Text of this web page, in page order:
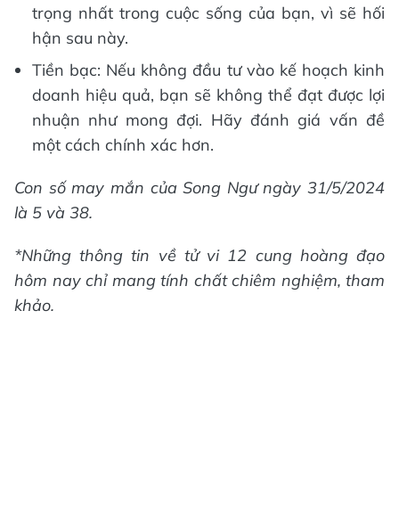
trọng nhất trong cuộc sống của bạn, vì sẽ hối
hận sau này.
Tiền bạc: Nếu không đầu tư vào kế hoạch kinh
doanh hiệu quả, bạn sẽ không thể đạt được lợi
nhuận như mong đợi. Hãy đánh giá vấn đề
một cách chính xác hơn.
Con số may mắn của Song Ngư ngày 31/5/2024
là 5 và 38.
*Những thông tin về tử vi 12 cung hoàng đạo
hôm nay chỉ mang tính chất chiêm nghiệm, tham
khảo.